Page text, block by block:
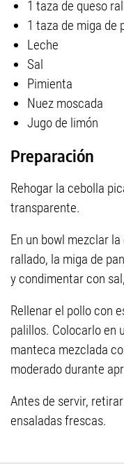
1 taza de queso
1 taza de miga de
Leche
Sal
Pimienta
Nuez moscada
Jugo de limón
Preparación
Rehogar la cebolla
transparente.
En un bowl mezclar
rallado, la miga de
y condimentar con
Rellenar el pollo con
palillos. Colocarlo en
manteca mezclada
moderado durante
Antes de servir,
ensaladas frescas.